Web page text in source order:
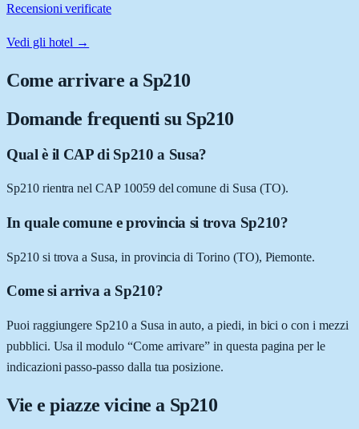
Recensioni verificate
Vedi gli hotel →
Come arrivare a Sp210
Domande frequenti su Sp210
Qual è il CAP di Sp210 a Susa?
Sp210 rientra nel CAP 10059 del comune di Susa (TO).
In quale comune e provincia si trova Sp210?
Sp210 si trova a Susa, in provincia di Torino (TO), Piemonte.
Come si arriva a Sp210?
Puoi raggiungere Sp210 a Susa in auto, a piedi, in bici o con i mezzi
pubblici. Usa il modulo “Come arrivare” in questa pagina per le
indicazioni passo-passo dalla tua posizione.
Vie e piazze vicine a Sp210